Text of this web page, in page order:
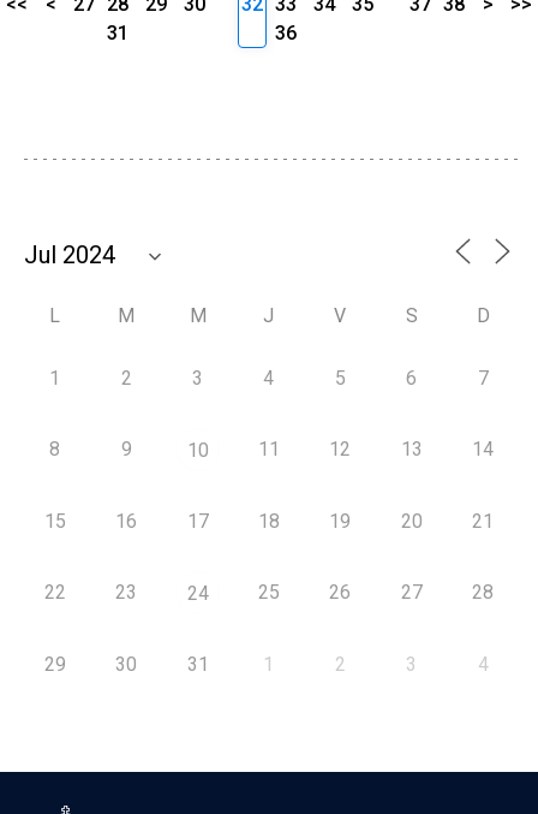
31
36
L M M J V S D
1 2 3 4 5 6 7
8 9 10 11 12 13 14
15 16 17 18 19 20 21
22 23 24 25 26 27 28
29 30 31 1 2 3 4